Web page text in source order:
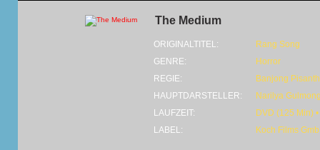
The Medium
ORIGINALTITEL:
Rang Song
GENRE:
Horror
REGIE:
Banjong
HAUPTDARSTELLER:
Narilya
LAUFZEIT:
DVD (125 Min)
LABEL:
Koch Films